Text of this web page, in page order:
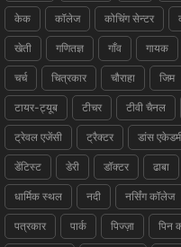
केक कॉलेज कोचिंग सेन्टर
खेती गणितज्ञ गाँव गायक
चर्च चित्रकार चौराहा जिम
टायर-ट्यूब टीचर टीवी चैनल
ट्रेवल एजेंसी ट्रैक्टर डांस
डेंटिस्ट डेरी डॉक्टर ढाबा
धार्मिक स्थल नदी नर्सिंग कॉलेज
पत्रकार पार्क पिज्ज़ा पिन